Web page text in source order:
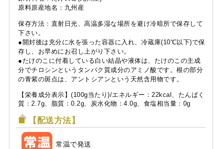
原料原産地名：九州産
保存方法：直射日光、高温多湿な場所を避け冷暗所で保存して
下さい。
●開封後は充分に水を張った容器に入れ、冷蔵庫(10℃以下)で保
存し、お早めにお召し上がり下さい。
●たけのこに付着している白い結晶や液体は、たけのこの主成
分でチロシンというタンパク質成分のアミノ酸です。根の部分
の青紫の斑点は、アントシアンという天然含用物です。
【栄養成分表示】(100g当たり)/エネルギー：22kcal、たんぱく
質：2.7g、脂質：0.2g、炭水化物：4.0g、食塩相当量：0g
【配送方法】
常温で発送